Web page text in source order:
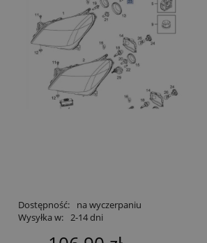
Dostępność:
na wyczerpaniu
Wysyłka w: 2-14 dni